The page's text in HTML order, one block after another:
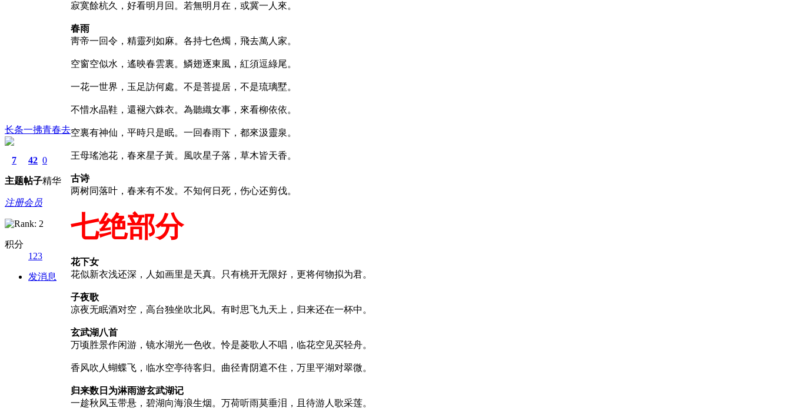
长条一拂青春去
7
主题
42
帖子
0
精华
注册会员
积分
123
发消息
寂寞餘杭久，好看明月回。若無明月在，或冀一人來。
春雨
靑帝一回令，精靈列如麻。各持七色燭，飛去萬人家。
空窗空似水，遙映春雲裏。鱗翅逐東風，紅須逗綠尾。
一花一世界，玉足訪何處。不是菩提居，不是琉璃墅。
不惜水晶鞋，還褪六銖衣。為聽織女事，來看柳依依。
空裏有神仙，平時只是眠。一回春雨下，都來汲靈泉。
王母瑤池花，春來星子黃。風吹星子落，草木皆天香。
古诗
两树同落叶，春来有不发。不知何日死，伤心还剪伐。
七绝部分
花下女
花似新衣浅还深，人如画里是天真。只有桃开无限好，更将何物拟为君。
子夜歌
凉夜无眠酒对空，高台独坐吹北风。有时思飞九天上，归来还在一杯中。
玄武湖八首
万顷胜景作闲游，镜水湖光一色收。怜是菱歌人不唱，临花空见买轻舟。
香风吹人蝴蝶飞，临水空亭待客归。曲径青阴遮不住，万里平湖对翠微。
归来数日为淋雨游玄武湖记
一趁秋风玉带悬，碧湖向海浪生烟。万荷听雨莫垂泪，且待游人歌采莲。